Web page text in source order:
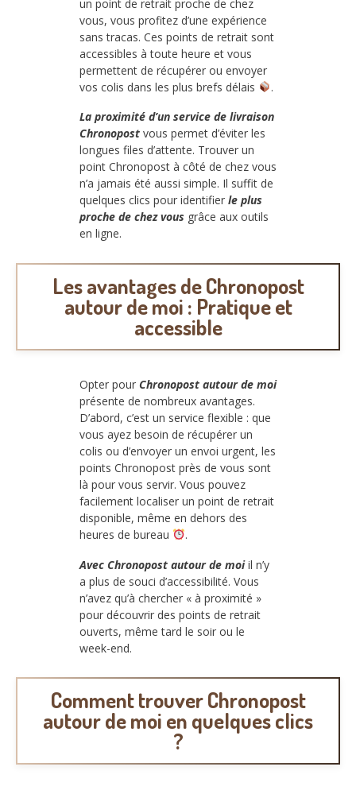
un point de retrait proche de chez
vous, vous profitez d’une expérience
sans tracas. Ces points de retrait sont
accessibles à toute heure et vous
permettent de récupérer ou envoyer
vos colis dans les plus brefs délais
.
La proximité d’un service de livraison
Chronopost vous permet d’éviter les
longues files d’attente. Trouver un
point Chronopost à côté de chez vous
n’a jamais été aussi simple. Il suffit de
quelques clics pour identifier le plus
proche de chez vous grâce aux outils
en ligne.
Les avantages de Chronopost
autour de moi : Pratique et
accessible
Opter pour Chronopost autour de moi
présente de nombreux avantages.
D’abord, c’est un service flexible : que
vous ayez besoin de récupérer un
colis ou d’envoyer un envoi urgent, les
points Chronopost près de vous sont
là pour vous servir. Vous pouvez
facilement localiser un point de retrait
disponible, même en dehors des
heures de bureau
.
Avec Chronopost autour de moiil n’y
a plus de souci d’accessibilité. Vous
n’avez qu’à chercher « à proximité »
pour découvrir des points de retrait
ouverts, même tard le soir ou le
week-end.
Comment trouver Chronopost
autour de moi en quelques clics
?